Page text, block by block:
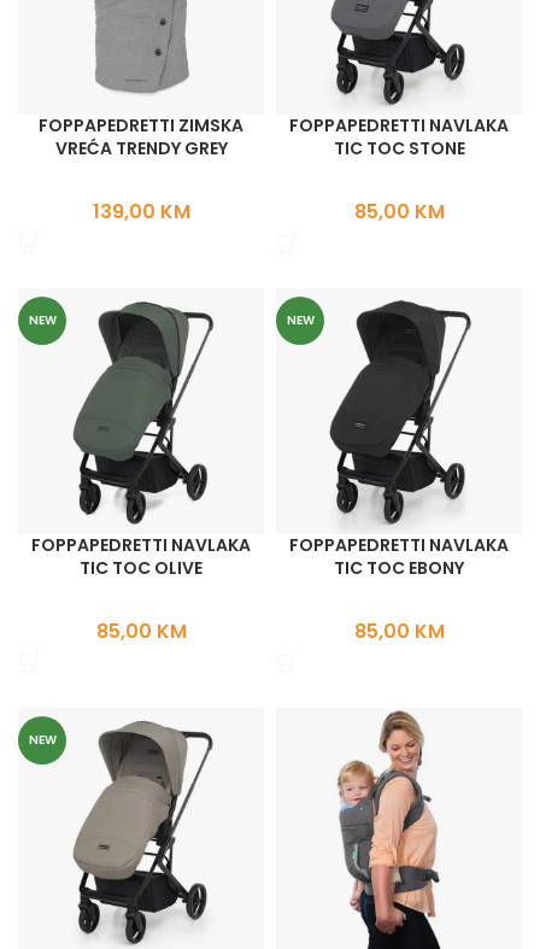
FOPPAPEDRETTI ZIMSKA
VREĆA TRENDY GREY
139,00 KM
FOPPAPEDRETTI NAVLAKA
TIC TOC STONE
85,00 KM
NEW
FOPPAPEDRETTI NAVLAKA
TIC TOC OLIVE
85,00 KM
NEW
FOPPAPEDRETTI NAVLAKA
TIC TOC EBONY
85,00 KM
NEW